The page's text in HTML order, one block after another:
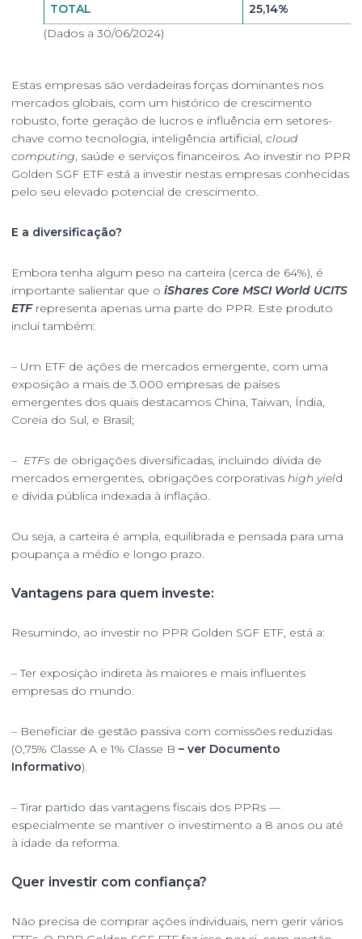
TOTAL
25,14%
(Dados a 30/06/2024)
Estas empresas são verdadeiras forças dominantes nos
mercados globais, com um histórico de crescimento
robusto, forte geração de lucros e influência em setores-
chave como tecnologia, inteligência artificial, cloud
computing , saúde e serviços financeiros. Ao investir no PPR
Golden SGF ETF está a investir nestas empresas conhecidas
pelo seu elevado potencial de crescimento.
E a diversificação?
Embora tenha algum peso na carteira (cerca de 64%), é
importante salientar que o iShares Core MSCI World UCITS
ETFrepresenta apenas uma parte do PPR. Este produto
inclui também:
– Um ETF de ações de mercados emergente, com uma
exposição a mais de 3.000 empresas de países
emergentes dos quais destacamos China, Taiwan, Índia,
Coreia do Sul, e Brasil;
– ETFs de obrigações diversificadas, incluindo dívida de
mercados emergentes, obrigações corporativas high yield
e dívida pública indexada à inflação.
Ou seja, a carteira é ampla, equilibrada e pensada para uma
poupança a médio e longo prazo.
Vantagens para quem investe:
Resumindo, ao investir no PPR Golden SGF ETF, está a:
– Ter exposição indireta às maiores e mais influentes
empresas do mundo.
– Beneficiar de gestão passiva com comissões reduzidas
(0,75% Classe A e 1% Classe B – ver Documento
Informativo).
– Tirar partido das vantagens fiscais dos PPRs —
especialmente se mantiver o investimento a 8 anos ou até
à idade da reforma.
Quer investir com confiança?
Não precisa de comprar ações individuais, nem gerir vários